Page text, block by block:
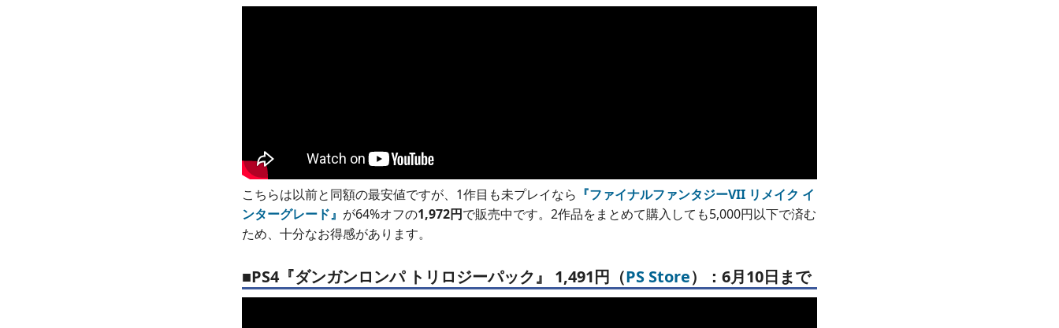
こちらは以前と同額の最安値ですが、1作目も未プレイなら 『ファイナルファンタジーVII リメイク イ
ンターグレード』 が64%オフの1,972円で販売中です。2作品をまとめて購入しても5,000円以下で済む
ため、十分なお得感があります。
■PS4『ダンガンロンパ トリロジーパック』 1,491円（PS Store）：6月10日まで